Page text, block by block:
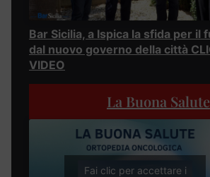
Bar Sicilia, a Ispica la sfida per il
dal nuovo governo della città
VIDEO
La Buona Salute
Fai clic per accettare i